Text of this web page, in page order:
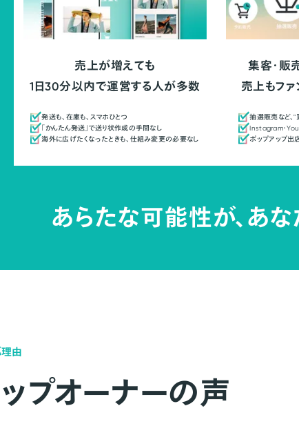
売上が増えても
1日30分以内で運営する人が多数
発送も、在庫も、スマホひとつ
「かんたん発送」で送り状作成の手間なし
海外に広げたくなったときも、仕組み変更の必要なし
集客・販
売上もフ
抽選販売など、"
Instagram・
ポップアップ出
あらたな可能性が、あな
由
プオーナーの声